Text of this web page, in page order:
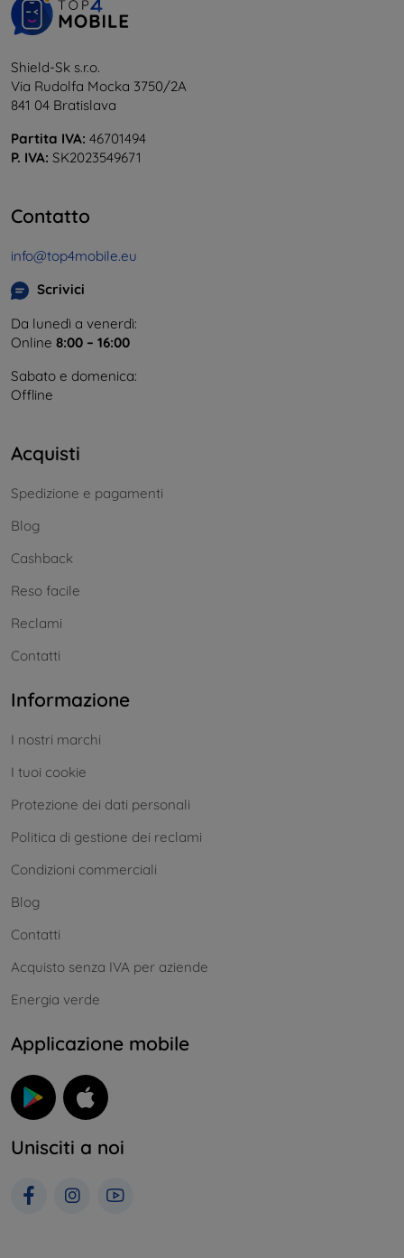
Shield-Sk s.r.o.
Via Rudolfa Mocka 3750/2A
841 04 Bratislava
Partita IVA: 46701494
P. IVA: SK2023549671
Contatto
info@top4mobile.eu
Scrivici
Da lunedì a venerdì:
Online 8:00 – 16:00
Sabato e domenica:
Offline
Acquisti
Spedizione e pagamenti
Blog
Cashback
Reso facile
Reclami
Contatti
Informazione
I nostri marchi
I tuoi cookie
Protezione dei dati personali
Politica di gestione dei reclami
Condizioni commerciali
Blog
Contatti
Acquisto senza IVA per aziende
Energia verde
Applicazione mobile
Unisciti a noi